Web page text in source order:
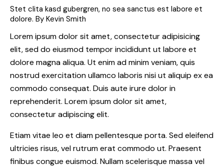
Stet clita kasd gubergren, no sea sanctus est labore et
dolore. By Kevin Smith
Lorem ipsum dolor sit amet, consectetur adipisicing
elit, sed do eiusmod tempor incididunt ut labore et
dolore magna aliqua. Ut enim ad minim veniam, quis
nostrud exercitation ullamco laboris nisi ut aliquip ex ea
commodo consequat. Duis aute irure dolor in
reprehenderit. Lorem ipsum dolor sit amet,
consectetur adipiscing elit.
Etiam vitae leo et diam pellentesque porta. Sed eleifend
ultricies risus, vel rutrum erat commodo ut. Praesent
finibus congue euismod. Nullam scelerisque massa vel